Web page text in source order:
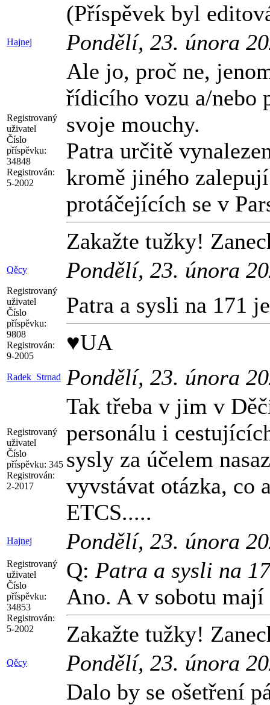
(Příspěvek byl
Hajnej Pondělí, 23. února
Registrovaný
uživatel
Číslo
příspěvku:
34848
Registrován:
5-2002
Ale jo, proč ne,
řídicího vozu a/nebo
svoje mouchy.
Patra určitě
kromě jiného
protáčejících se v
Zakažte tužky!
Qěcy Pondělí, 23. února
Registrovaný
uživatel
Číslo
příspěvku:
9808
Registrován:
9-2005
Patra a sysli na 171
♥UA
Radek_Strnad Pondělí, 23. února
Registrovaný
uživatel
Číslo
příspěvku: 345
Registrován:
2-2017
Tak třeba v jim v
personálu i
sysly za účelem
vyvstávat otázka, co
ETCS.....
Hajnej Pondělí, 23. února
Registrovaný
uživatel
Číslo
příspěvku:
34853
Registrován:
5-2002
Q: Patra a sysli na
Ano. A v sobotu mají
Zakažte tužky!
Qěcy Pondělí, 23. února
Dalo by se ošetření